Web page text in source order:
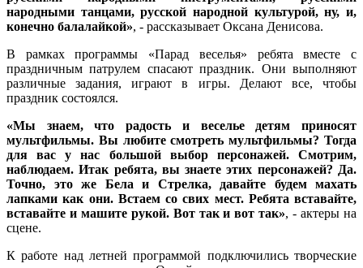
народными танцами, русской народной культурой, ну, и,
конечно балалайкой», - рассказывает Оксана Денисова.
В рамках программы «Парад веселья» ребята вместе с
праздничным патрулем спасают праздник. Они выполняют
различные задания, играют в игры. Делают все, чтобы
праздник состоялся.
«Мы знаем, что радость и веселье детям приносят
мультфильмы. Вы любите смотреть мультфильмы? Тогда
для вас у нас большой выбор персонажей. Смотрим,
наблюдаем. Итак ребята, вы знаете этих персонажей? Да.
Точно, это же Бела и Стрелка, давайте будем махать
лапками как они. Встаем со свих мест. Ребята вставайте,
вставайте и машите рукой. Вот так и вот так», - актеры на
сцене.
К работе над летней программой подключились творческие